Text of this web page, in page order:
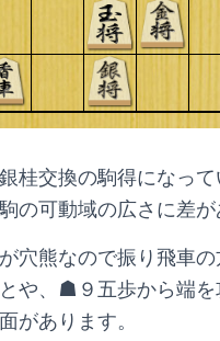
桂交換の駒得になっ
の可動域の広さに差
穴熊なので振り飛車
や、☗９五歩から端
があります。